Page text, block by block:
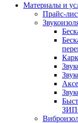
Материалы и
Прайс-